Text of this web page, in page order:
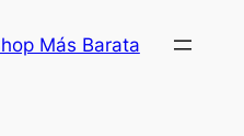
Más Barata